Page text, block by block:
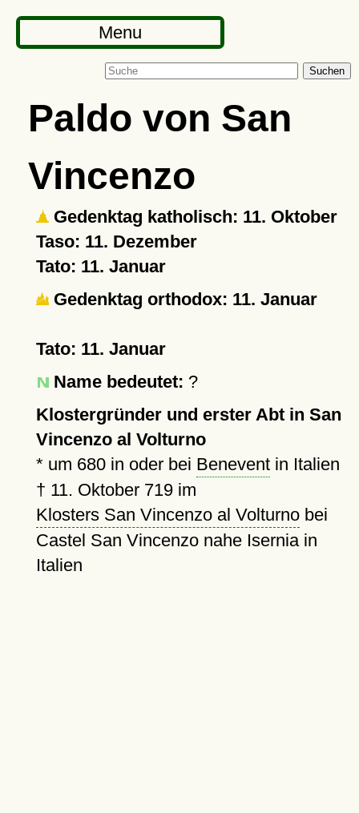
Menu
Suchen
Paldo von San
Vincenzo
Gedenktag katholisch: 11. Oktober
Taso: 11. Dezember
Tato: 11. Januar
Gedenktag orthodox: 11. Januar
Tato: 11. Januar
Name bedeutet: ?
Klostergründer und erster Abt in San
Vincenzo al Volturno
* um 680in oder bei Beneventin Italien
† 11. Oktober 719im
Klosters San Vincenzo al Volturnobei
Castel San Vincenzo nahe Isernia in
Italien